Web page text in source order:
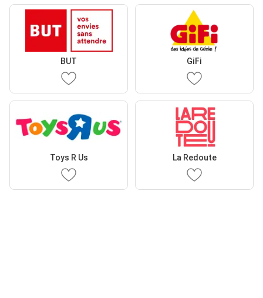
BUT GiFi
Toys R Us La Redoute